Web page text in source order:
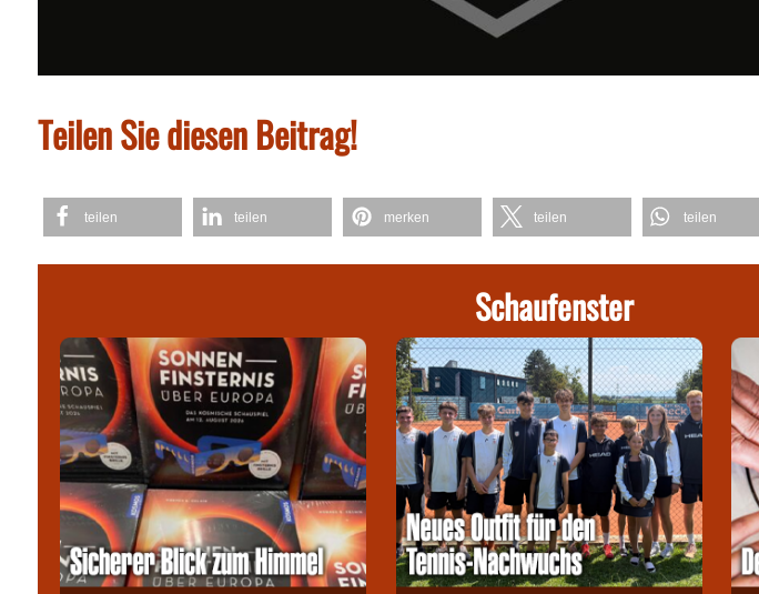
Teilen Sie diesen Beitrag!
teilen teilen merken teilen teilen
Schaufenster